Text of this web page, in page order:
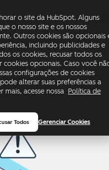
o site da HubSpot. Alguns
o nosso site e os nossos
Outros cookies são opcionais
incluindo publicidades e
os cookies, recusar todos os
cookies opcionais. Caso você
configurações de cookies
alterar suas preferências a
acesse nossa Política de
Gerenciar Cookies
Todos
USD
Hub
seus aplicativos, sincronizar e
processos de negócios.